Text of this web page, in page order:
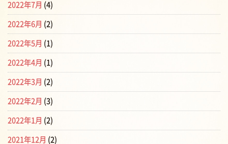
2022年7月 (4)
2022年6月 (2)
2022年5月 (1)
2022年4月 (1)
2022年3月 (2)
2022年2月 (3)
2022年1月 (2)
2021年12月 (2)